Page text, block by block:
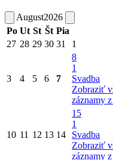
August2026
Po Ut St Št Pia
27 28 29 30 31 1
3 4 5 6 7
8
1
Svadba
Zobraziť
záznamy
10 11 12 13 14
15
1
Svadba
Zobraziť
záznamy